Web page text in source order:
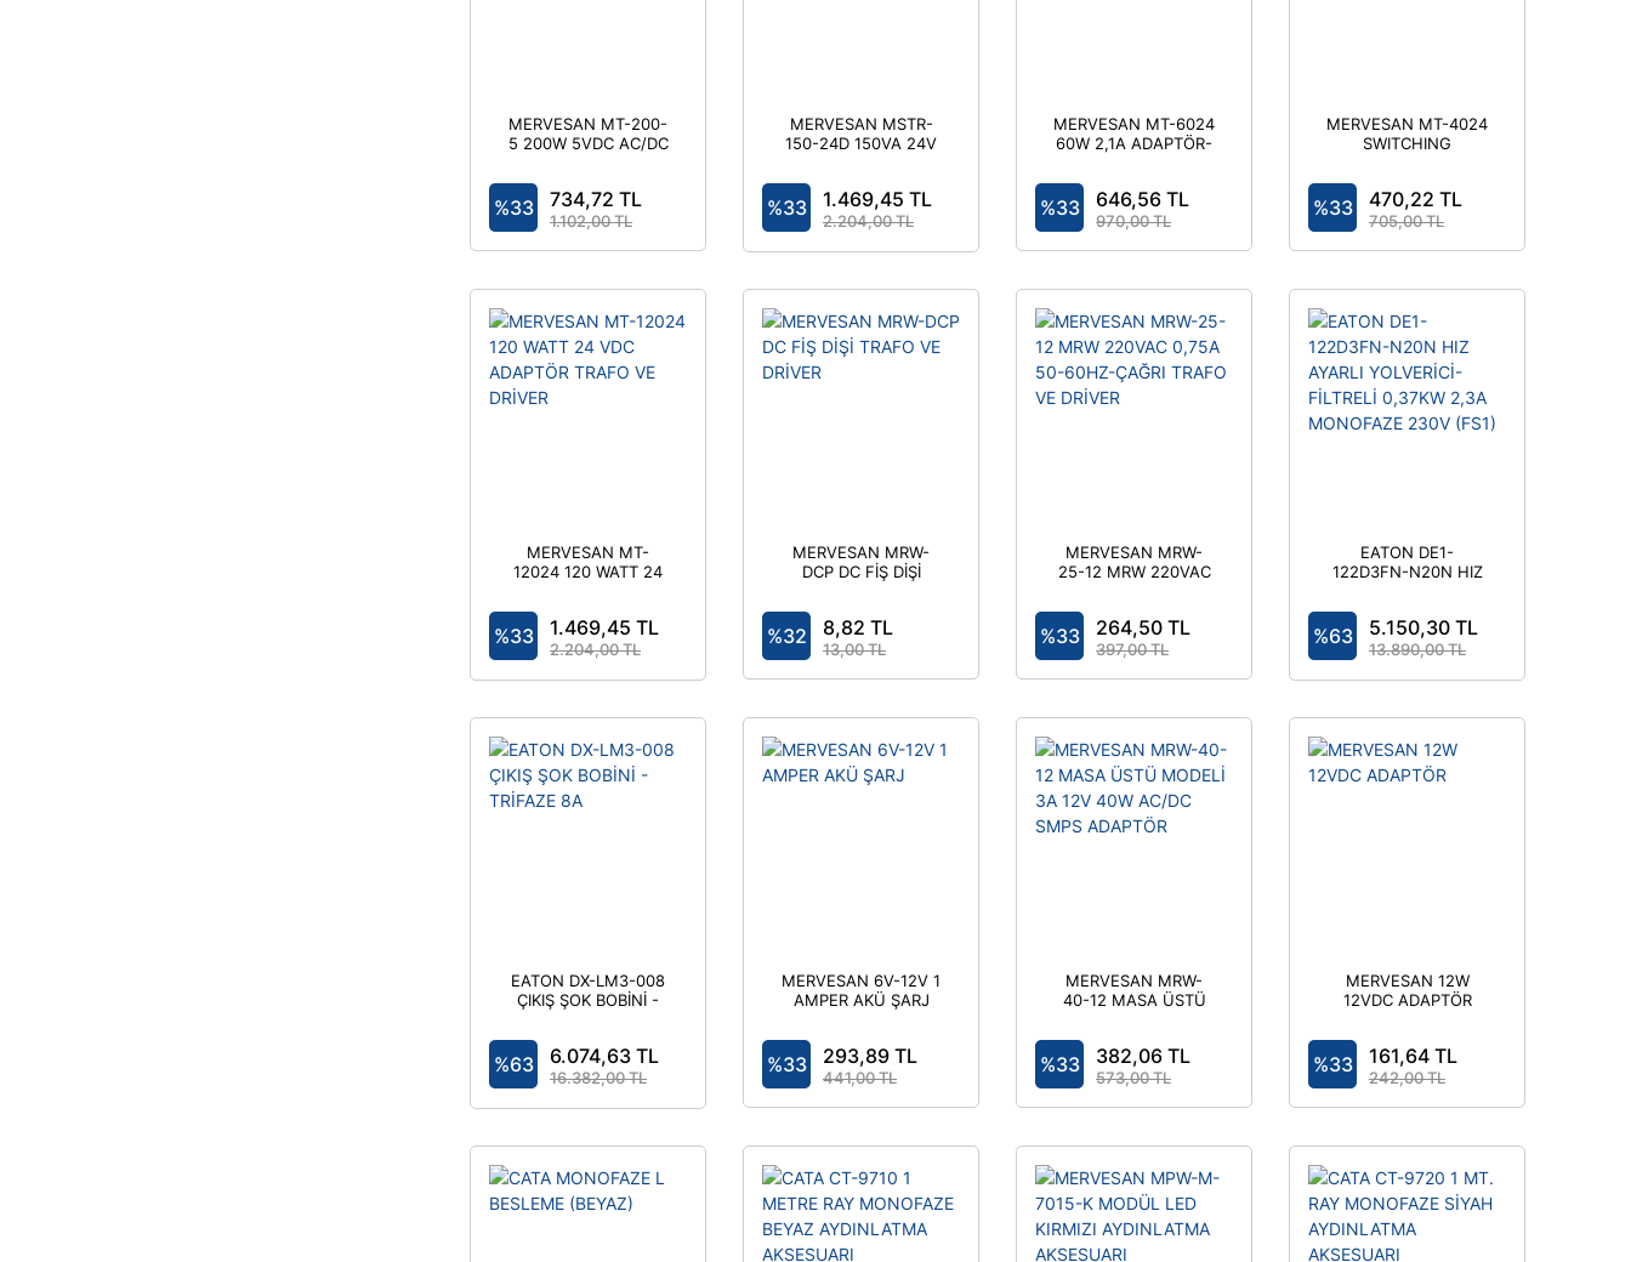
MERVESAN MT-200-
5 200W 5VDC AC/DC
%33 734,72 TL
1.102,00 TL
MERVESAN MSTR-
150-24D 150VA 24V
TRAFO VE DRİVER
%33 1.469,45 TL
2.204,00 TL
MERVESAN MT-6024
60W 2,1A ADAPTÖR-
%33 646,56 TL
970,00 TL
MERVESAN MT-4024
SWITCHING
TRAFO VE DRİVER
%33 470,22 TL
705,00 TL
MERVESAN MT-
12024 120 WATT 24
TRAFO VE DRİVER
%33 1.469,45 TL
2.204,00 TL
MERVESAN MRW-
DCP DC FİŞ DİŞİ
%32 8,82 TL
13,00 TL
MERVESAN MRW-
25-12 MRW 220VAC
ÇAĞRI TRAFO VE
DRİVER
%33 264,50 TL
397,00 TL
EATON DE1-
122D3FN-N20N HIZ
FİLTRELİ 0,37KW
2,3A MONOFAZE
230V (FS1)
%63 5.150,30 TL
13.890,00 TL
EATON DX-LM3-008
ÇIKIŞ ŞOK BOBİNİ -
%63 6.074,63 TL
16.382,00 TL
MERVESAN 6V-12V 1
AMPER AKÜ ŞARJ
%33 293,89 TL
441,00 TL
MERVESAN MRW-
40-12 MASA ÜSTÜ
ADAPTÖR
%33 382,06 TL
573,00 TL
MERVESAN 12W
12VDC ADAPTÖR
%33 161,64 TL
242,00 TL